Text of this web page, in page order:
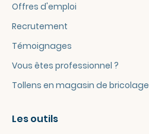
Offres d'emploi
Recrutement
Témoignages
Vous êtes professionnel ?
Tollens en magasin de bricolage
Les outils